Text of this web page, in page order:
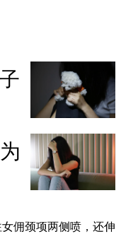
佣颈项两侧喷，还伸